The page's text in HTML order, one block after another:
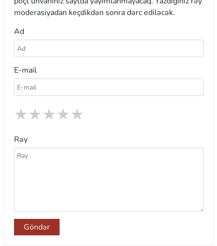
moderasiyadan keçdikdən sonra dərc ediləcək.
Ad
E-mail
★
★
★
★
★
Rəy
Göndər